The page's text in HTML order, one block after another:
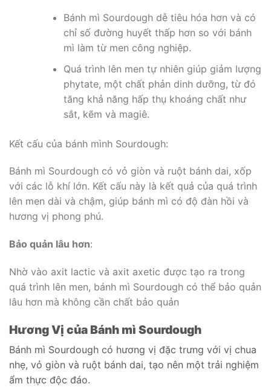
Bánh mì Sourdough dễ tiêu hóa hơn và có
chỉ số đường huyết thấp hơn so với bánh
mì làm từ men công nghiệp.
Quá trình lên men tự nhiên giúp giảm lượng
phytate, một chất phản dinh dưỡng, từ đó
tăng khả năng hấp thụ khoáng chất như
sắt, kẽm và magiê.
Kết cấu của bánh mình Sourdough:
Bánh mì Sourdough có vỏ giòn và ruột bánh dai, xốp
với các lỗ khí lớn. Kết cấu này là kết quả của quá trình
lên men dài và chậm, giúp bánh mì có độ đàn hồi và
hương vị phong phú.
Bảo quản lâu hơn:
Nhờ vào axit lactic và axit axetic được tạo ra trong
quá trình lên men, bánh mì Sourdough có thể bảo quản
lâu hơn mà không cần chất bảo quản
Hương Vị của Bánh mì Sourdough
Bánh mì Sourdough có hương vị đặc trưng với vị chua
nhẹ, vỏ giòn và ruột bánh dai, tạo nên một trải nghiệm
ẩm thực độc đáo.